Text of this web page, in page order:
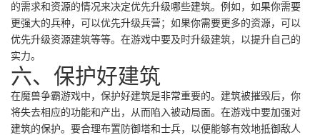
的需求和资源的情况来决定优先升级哪些建筑。例如，如果你需要
更强大的兵种，可以优先升级兵营；如果你需要更多的资源，可以
优先升级资源建筑等等。在游戏中要及时升级建筑，以提升自己的
实力。
六、保护好建筑
在魔兽争霸游戏中，保护好建筑是非常重要的。建筑被摧毁后，你
将失去相应的功能和产出，从而陷入被动局面。在游戏中要加强对
建筑的保护。要合理布置防御塔和士兵，以便能够有效地抵御敌人